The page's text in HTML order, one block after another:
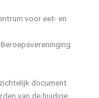
voor eet- en
document
van de huidige